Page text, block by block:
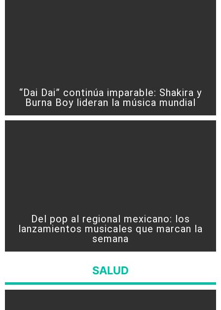
“Dai Dai” continúa imparable: Shakira y
Burna Boy lideran la música mundial
Del pop al regional mexicano: los
lanzamientos musicales que marcan la
semana
SALUD